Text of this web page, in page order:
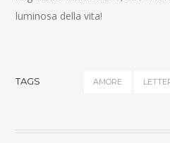
luminosa della vita!
TAGS AMORE